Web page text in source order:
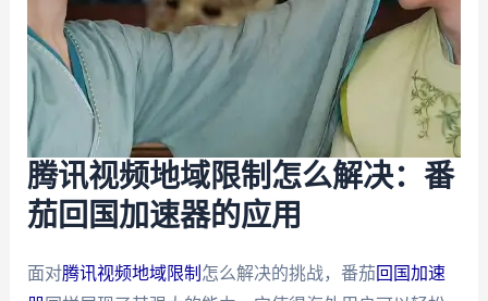
腾讯视频地域限制怎么解决：番
茄回国加速器的应用
面对腾讯视频地域限制怎么解决的挑战，番茄回国加速